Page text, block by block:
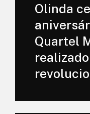
Olinda
Quartel